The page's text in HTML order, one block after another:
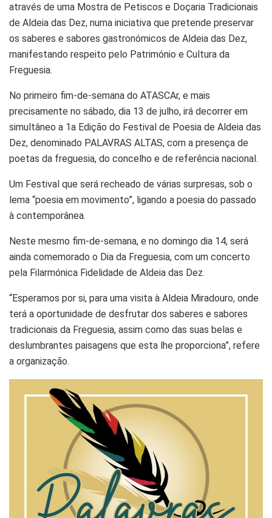
através de uma Mostra de Petiscos e Doçaria Tradicionais
de Aldeia das Dez, numa iniciativa que pretende preservar
os saberes e sabores gastronómicos de Aldeia das Dez,
manifestando respeito pelo Património e Cultura da
Freguesia.
No primeiro fim-de-semana do ATASCAr, e mais
precisamente no sábado, dia 13 de julho, irá decorrer em
simultâneo a 1a Edição do Festival de Poesia de Aldeia das
Dez, denominado PALAVRAS ALTAS, com a presença de
poetas da freguesia, do concelho e de referência nacional.
Um Festival que será recheado de várias surpresas, sob o
lema “poesia em movimento”, ligando a poesia do passado
à contemporânea.
Neste mesmo fim-de-semana, e no domingo dia 14, será
ainda comemorado o Dia da Freguesia, com um concerto
pela Filarmónica Fidelidade de Aldeia das Dez.
“Esperamos por si, para uma visita à Aldeia Miradouro, onde
terá a oportunidade de desfrutar dos saberes e sabores
tradicionais da Freguesia, assim como das suas belas e
deslumbrantes paisagens que esta lhe proporciona”, refere
a organização.